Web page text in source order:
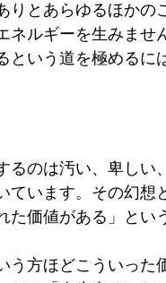
とあらゆるほかの
ルギーを生みませ
という道を極めるに
のは汚い、卑しい
ています。その幻想
価値がある」とい
方ほどこういった